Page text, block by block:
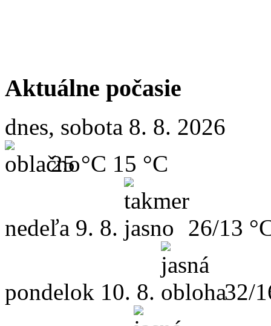
Aktuálne počasie
dnes, sobota 8. 8. 2026
25 °C 15 °C
nedeľa 9. 8. 26/13
pondelok 10. 8. 32/